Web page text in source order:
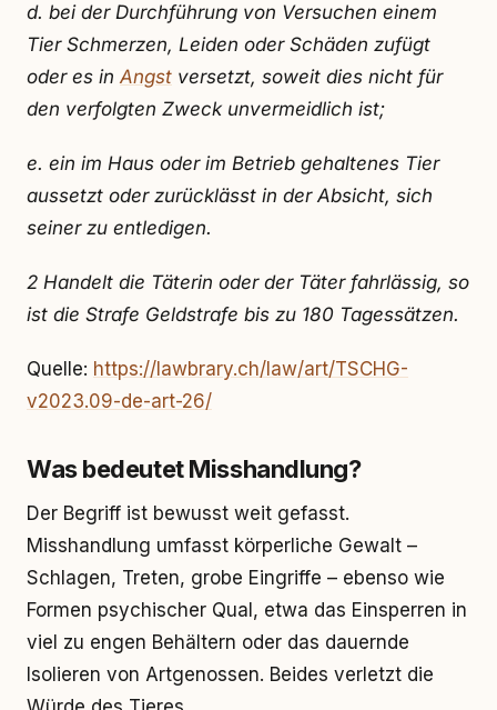
d. bei der Durch­füh­rung von Ver­su­chen ei­nem
Tier Schmer­zen, Lei­den oder Schä­den zu­fügt
oder es inAngst ver­setzt, so­weit dies nicht für
den ver­folg­ten Zweck un­ver­meid­lich ist;
e. ein im Haus oder im Be­trieb ge­hal­te­nes Tier
aus­setzt oder zu­rück­lässt in der Ab­sicht, sich
sei­ner zu ent­le­di­gen.
2 Han­delt die Tä­te­rin oder der Tä­ter fahr­läs­sig, so
ist die Stra­fe Geld­stra­fe bis zu 180 Ta­ges­sät­zen.
Quelle: https://lawbrary.ch/law/art/TSCHG-
v2023.09-de-art-26/
Was bedeutet Misshandlung?
Der Begriff ist bewusst weit gefasst.
Misshandlung umfasst körperliche Gewalt –
Schlagen, Treten, grobe Eingriffe – ebenso wie
Formen psychischer Qual, etwa das Einsperren in
viel zu engen Behältern oder das dauernde
Isolieren von Artgenossen. Beides verletzt die